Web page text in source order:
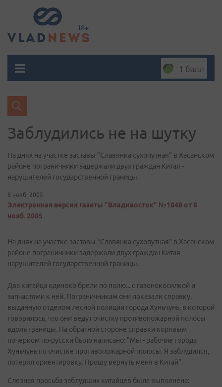
1 балл
Заблудились не на шутку
На днях на участке заставы "Славянка сухопутная" в Хасанском
районе пограничники задержали двух граждан Китая -
нарушителей государственной границы.
8 нояб. 2005
Электронная версия газеты "Владивосток" №1848 от 8
нояб. 2005
На днях на участке заставы "Славянка сухопутная" в Хасанском
районе пограничники задержали двух граждан Китая -
нарушителей государственной границы.
Два китайца одиноко брели по полю... с газонокосилкой и
запчастями к ней. Пограничникам они показали справку,
выданную отделом лесной полиции города Хуньчунь, в которой
говорилось, что они ведут очистку противопожарной полосы
вдоль границы. На обратной стороне справки корявым
почерком по-русски было написано: "Мы - рабочие города
Хуньчунь по очистке противопожарной полосы. Я заблудился,
потерял ориентировку. Прошу вернуть меня в Китай".
Слезная просьба заблудших китайцев была выполнена: